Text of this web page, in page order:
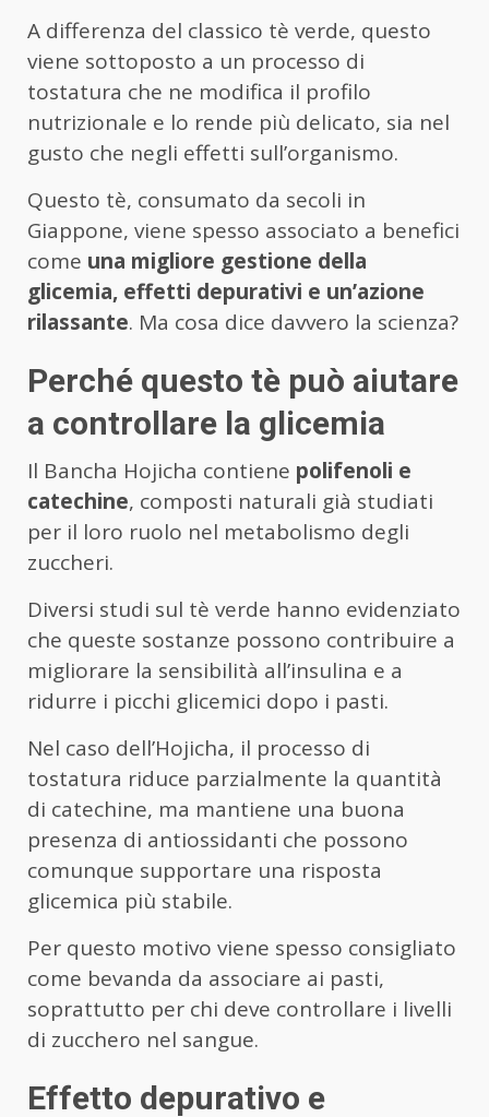
A differenza del classico tè verde, questo
viene sottoposto a un processo di
tostatura che ne modifica il profilo
nutrizionale e lo rende più delicato, sia nel
gusto che negli effetti sull’organismo.
Questo tè, consumato da secoli in
Giappone, viene spesso associato a benefici
come una migliore gestione della
glicemia, effetti depurativi e un’azione
rilassante. Ma cosa dice davvero la scienza?
Perché questo tè può aiutare
a controllare la glicemia
Il Bancha Hojicha contiene polifenoli e
catechine, composti naturali già studiati
per il loro ruolo nel metabolismo degli
zuccheri.
Diversi studi sul tè verde hanno evidenziato
che queste sostanze possono contribuire a
migliorare la sensibilità all’insulina e a
ridurre i picchi glicemici dopo i pasti.
Nel caso dell’Hojicha, il processo di
tostatura riduce parzialmente la quantità
di catechine, ma mantiene una buona
presenza di antiossidanti che possono
comunque supportare una risposta
glicemica più stabile.
Per questo motivo viene spesso consigliato
come bevanda da associare ai pasti,
soprattutto per chi deve controllare i livelli
di zucchero nel sangue.
Effetto depurativo e